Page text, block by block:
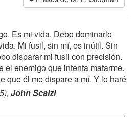
Es mi vida. Debo dominarlo
Mi fusil, sin mí, es inútil. Sin
disparar mi fusil con precisión.
el enemigo que intenta matarme.
que él me dispare a mí. Y lo haré
John Scalzi